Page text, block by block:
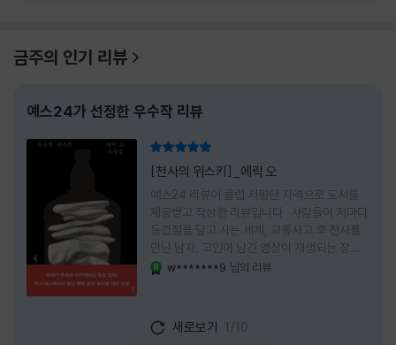
금주의 인기 리뷰
예스24가 선정한 우수작 리뷰
[천사의 위스키]_에릭 오
예스24 리뷰어 클럽 서평단 자격으로 도서를
제공받고 작성한 리뷰입니다 사람들이 저마다
등껍질을 달고 사는 세계, 교통사고 후 천사를
만난 남자, 고인이 남긴 영상이 재생되는 장례
식장에서 똥을 싼 개. 이 책에는 몇 줄만 읽어도
넘어가 있었다. 소설을 읽으면서 잘 만든 단편
애니메이션 여러 편을 차례로 보는 기분이 들었
w*******9 님의 리뷰
새로보기 1/10